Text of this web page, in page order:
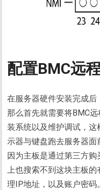
配置BMC远
在服务器硬件安装完成后
那么首先就需要将BMC
装系统以及维护调试，
示器与键盘跑去服务器面
因为主板是通过第三方
上也搜索不到这块主板
理IP地址，以及账户密码。